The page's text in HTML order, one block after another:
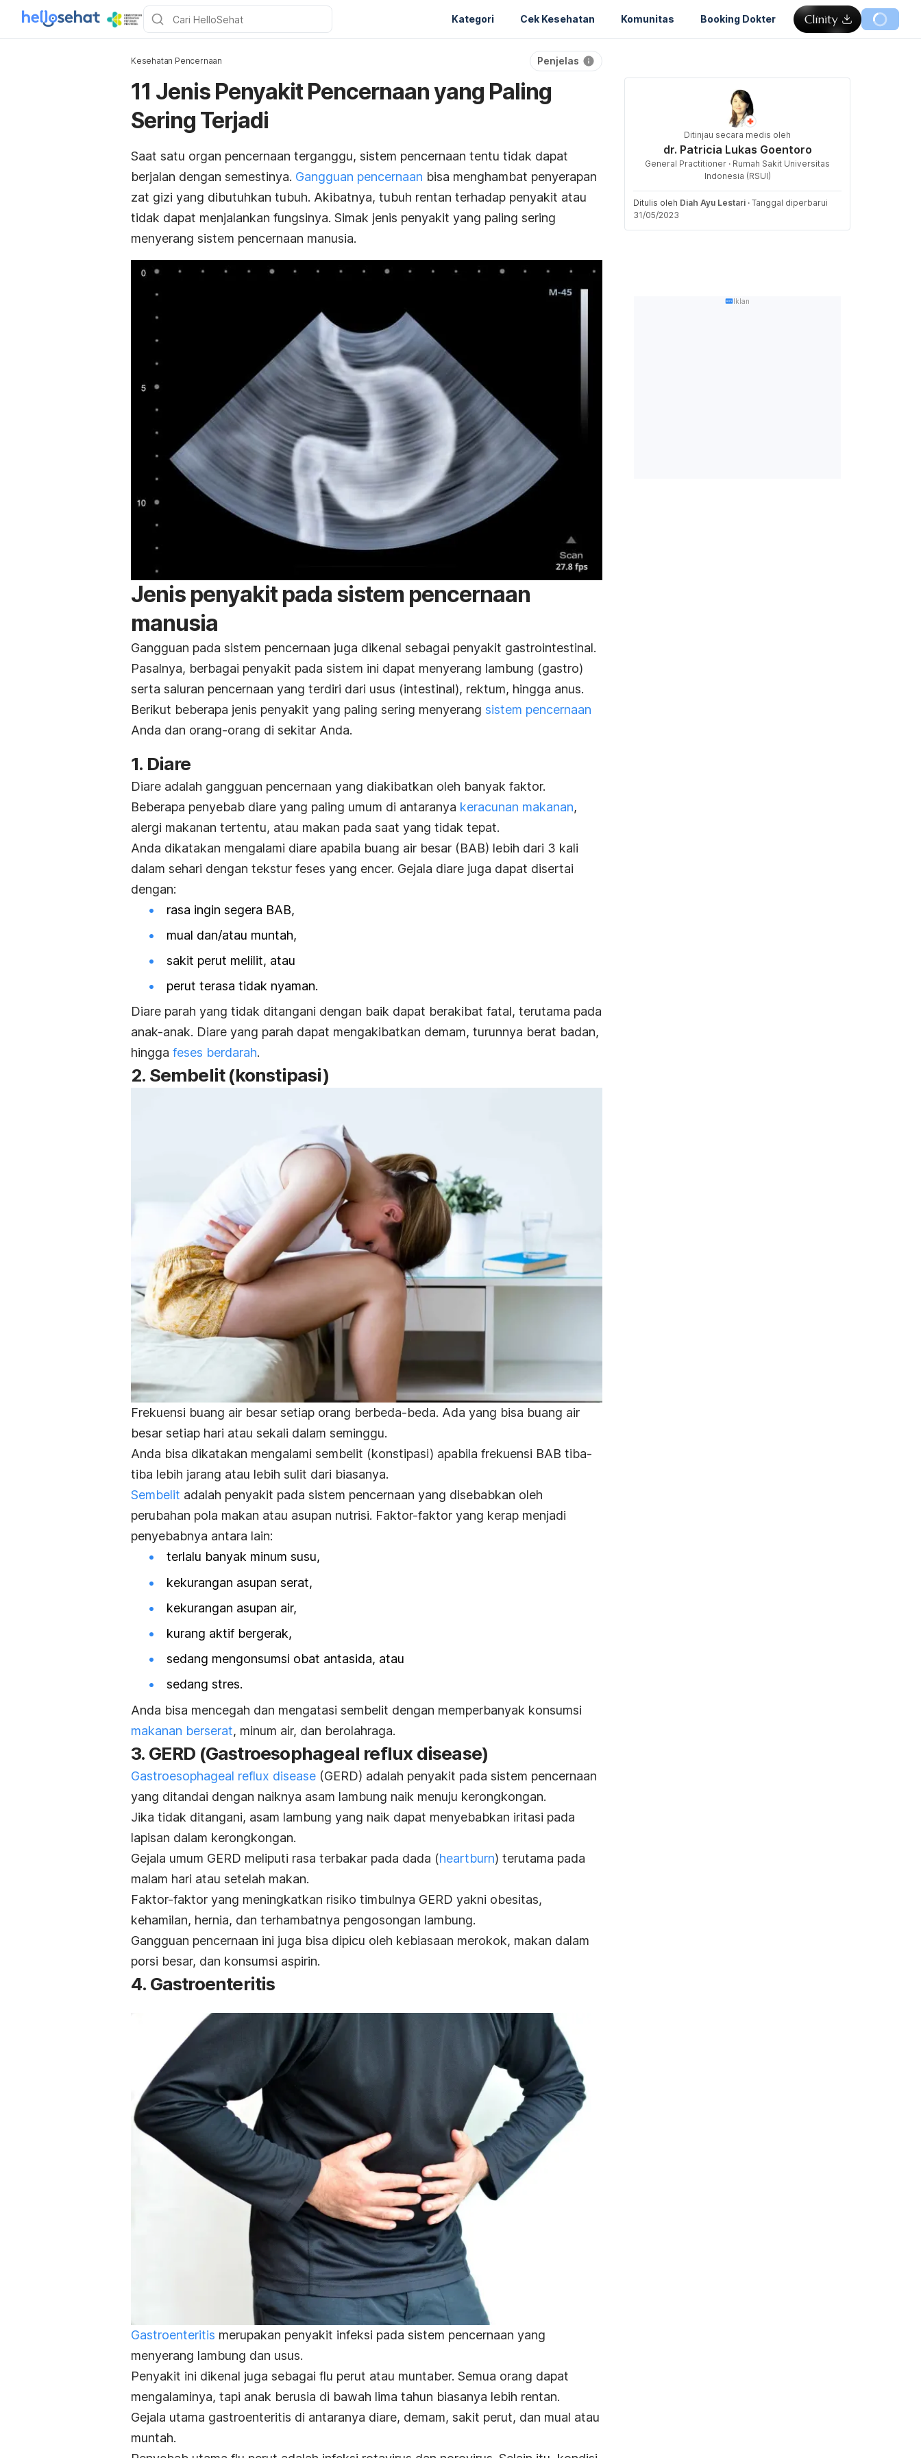
Kategori Cek Kesehatan Komunitas Booking Dokter
Kesehatan Pencernaan Penjelas
11 Jenis Penyakit Pencernaan yang Paling
Sering Terjadi
Saat satu organ pencernaan terganggu, sistem pencernaan tentu tidak dapat
berjalan dengan semestinya. Gangguan pencernaan bisa menghambat penyerapan
zat gizi yang dibutuhkan tubuh. Akibatnya, tubuh rentan terhadap penyakit atau
tidak dapat menjalankan fungsinya. Simak jenis penyakit yang paling sering
menyerang sistem pencernaan manusia.
Jenis penyakit pada sistem pencernaan
manusia
Gangguan pada sistem pencernaan juga dikenal sebagai penyakit gastrointestinal.
Pasalnya, berbagai penyakit pada sistem ini dapat menyerang lambung (gastro)
serta saluran pencernaan yang terdiri dari usus (intestinal), rektum, hingga anus.
Berikut beberapa jenis penyakit yang paling sering menyerang sistem pencernaan
Anda dan orang-orang di sekitar Anda.
1. Diare
Diare adalah gangguan pencernaan yang diakibatkan oleh banyak faktor.
Beberapa penyebab diare yang paling umum di antaranya keracunan makanan,
alergi makanan tertentu, atau makan pada saat yang tidak tepat.
Anda dikatakan mengalami diare apabila buang air besar (BAB) lebih dari 3 kali
dalam sehari dengan tekstur feses yang encer. Gejala diare juga dapat disertai
dengan:
rasa ingin segera BAB,
mual dan/atau muntah,
sakit perut melilit, atau
perut terasa tidak nyaman.
Diare parah yang tidak ditangani dengan baik dapat berakibat fatal, terutama pada
anak-anak. Diare yang parah dapat mengakibatkan demam, turunnya berat badan,
hingga feses berdarah.
2. Sembelit (konstipasi)
Frekuensi buang air besar setiap orang berbeda-beda. Ada yang bisa buang air
besar setiap hari atau sekali dalam seminggu.
Anda bisa dikatakan mengalami sembelit (konstipasi) apabila frekuensi BAB tiba-
tiba lebih jarang atau lebih sulit dari biasanya.
Sembelit adalah penyakit pada sistem pencernaan yang disebabkan oleh
perubahan pola makan atau asupan nutrisi. Faktor-faktor yang kerap menjadi
penyebabnya antara lain:
terlalu banyak minum susu,
kekurangan asupan serat,
kekurangan asupan air,
kurang aktif bergerak,
sedang mengonsumsi obat antasida, atau
sedang stres.
Anda bisa mencegah dan mengatasi sembelit dengan memperbanyak konsumsi
makanan berserat, minum air, dan berolahraga.
3. GERD (Gastroesophageal reflux disease)
Gastroesophageal reflux disease (GERD) adalah penyakit pada sistem pencernaan
yang ditandai dengan naiknya asam lambung naik menuju kerongkongan.
Jika tidak ditangani, asam lambung yang naik dapat menyebabkan iritasi pada
lapisan dalam kerongkongan.
Gejala umum GERD meliputi rasa terbakar pada dada (heartburn) terutama pada
malam hari atau setelah makan.
Faktor-faktor yang meningkatkan risiko timbulnya GERD yakni obesitas,
kehamilan, hernia, dan terhambatnya pengosongan lambung.
Gangguan pencernaan ini juga bisa dipicu oleh kebiasaan merokok, makan dalam
porsi besar, dan konsumsi aspirin.
4. Gastroenteritis
Gastroenteritis merupakan penyakit infeksi pada sistem pencernaan yang
menyerang lambung dan usus.
Penyakit ini dikenal juga sebagai flu perut atau muntaber. Semua orang dapat
mengalaminya, tapi anak berusia di bawah lima tahun biasanya lebih rentan.
Gejala utama gastroenteritis di antaranya diare, demam, sakit perut, dan mual atau
muntah.
Ditinjau secara medis oleh
dr. Patricia Lukas Goentoro
General Practitioner · Rumah Sakit Universitas
Indonesia (RSUI)
Ditulis oleh Diah Ayu Lestari · Tanggal diperbarui
31/05/2023
Iklan